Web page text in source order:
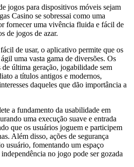
jogos para dispositivos móveis sejam
Casino se sobressai como uma
fornecer uma vivência fluida e fácil de
de jogos de azar.
de usar, o aplicativo permite que os
uma vasta gama de diversões. Os
última geração, jogabilidade sem
a títulos antigos e modernos,
daqueles que dão importância a
a fundamento da usabilidade em
uma execução suave e entrada
que os usuários joguem e participem
Além disso, ações de segurança
usuário, fomentando um espaço
no jogo pode ser gozada